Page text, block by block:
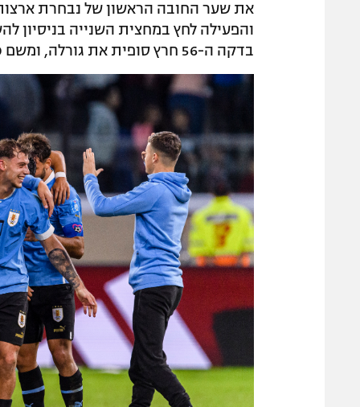
את שער החובה הראשון של נבחרת
והפעילה לחץ במחצית השנייה בניסיון
בדקה ה-56 חרץ סופית את גורלה, ומשם כבר לא הייתה לה דרך חזרה.